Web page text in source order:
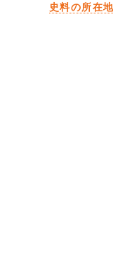
史料の所在